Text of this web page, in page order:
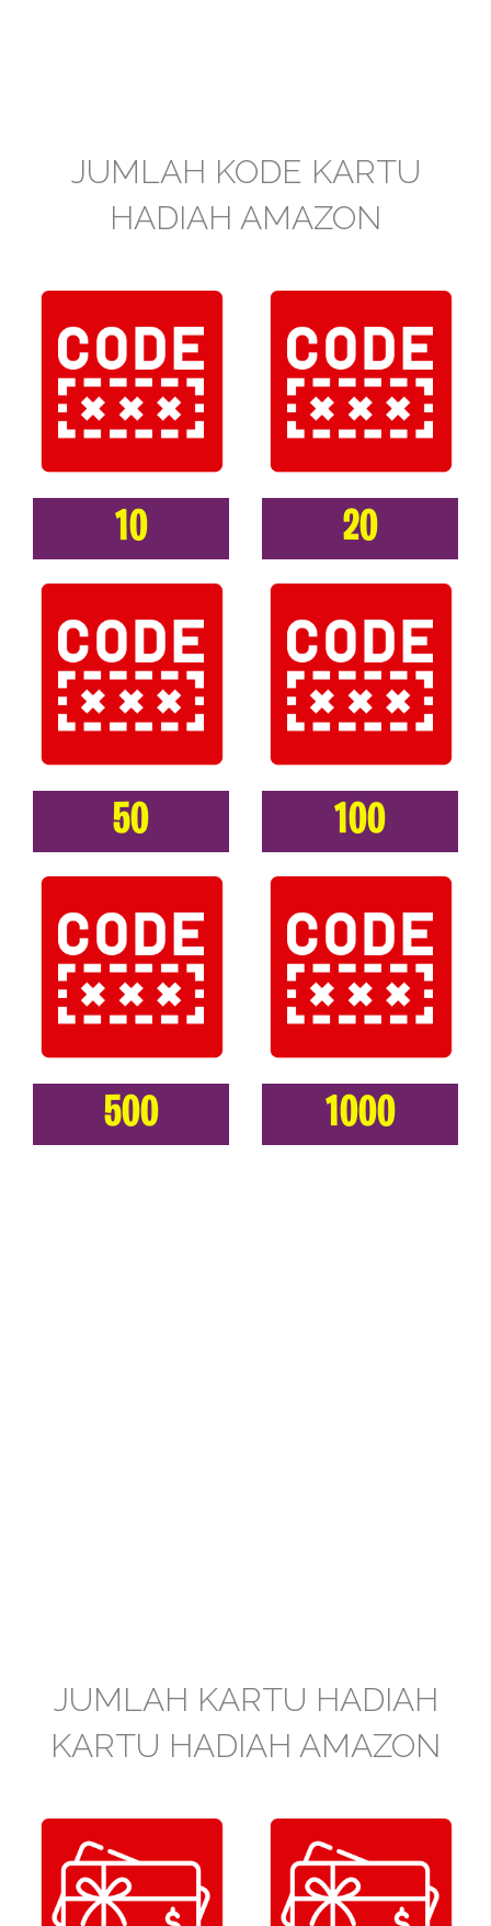
JUMLAH KODE KARTU
HADIAH AMAZON
10 20
50 100
500 1000
JUMLAH KARTU HADIAH
KARTU HADIAH AMAZON